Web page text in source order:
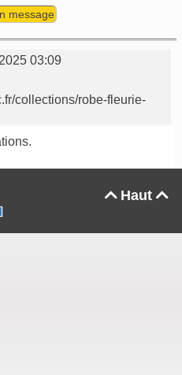
message
03:09
collections/robe-fleurie-
Haut 